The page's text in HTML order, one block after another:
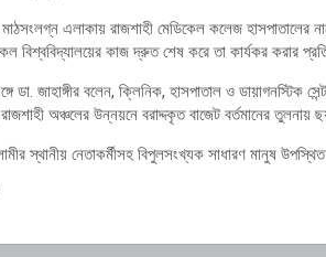
এলাকায় রাজশাহী মেডিকেল কলেজ হাসপাতালের
বিশ্ববিদ্যালয়ের কাজ দ্রুত শেষ করে তা কার্যকর করার
ডা. জাহাঙ্গীর বলেন, ক্লিনিক, হাসপাতাল ও
অঞ্চলের উন্নয়নে বরাদ্দকৃত বাজেট বর্তমানের
স্থানীয় নেতাকর্মীসহ বিপুলসংখ্যক সাধারণ মানুষ